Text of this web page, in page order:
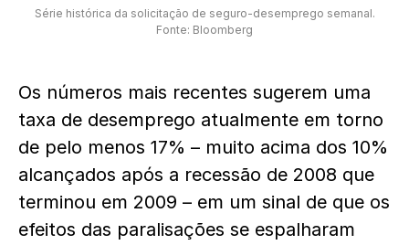
Série histórica da solicitação de seguro-desemprego semanal.
Fonte: Bloomberg
Os números mais recentes sugerem uma
taxa de desemprego atualmente em torno
de pelo menos 17% – muito acima dos 10%
alcançados após a recessão de 2008 que
terminou em 2009 – em um sinal de que os
efeitos das paralisações se espalharam